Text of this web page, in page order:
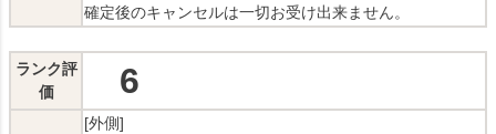
確定後のキャンセルは一切お受け出来ません。
ランク評
価
6
[外側]